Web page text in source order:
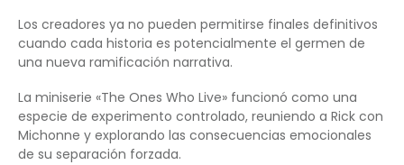
Los creadores ya no pueden permitirse finales definitivos
cuando cada historia es potencialmente el germen de
una nueva ramificación narrativa.
La miniserie «The Ones Who Live» funcionó como una
especie de experimento controlado, reuniendo a Rick con
Michonne y explorando las consecuencias emocionales
de su separación forzada.